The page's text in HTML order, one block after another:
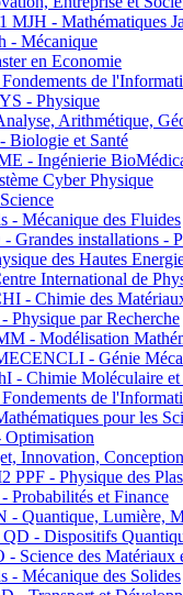
- Mathématiques
- Mécanique
en Economie
de
- Physique
Arithmétique,
et Santé
- Ingénierie
Cyber Physique
Mécanique des Fluides
installations -
des Hautes
International de
- Chimie des
par Recherche
- Modélisation
- Génie
- Chimie Moléculaire et
de
pour les
Innovation, Conception
- Physique des
et Finance
Quantique, Lumière,
- Dispositifs
Science des Matériaux
Mécanique des Solides